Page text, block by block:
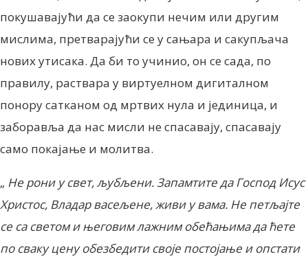
покушавајући да се заокупи нечим или другим
мислима, претварајући се у сањара и сакупљача
нових утисака. Да би то учинио, он се сада, по
правилу, раствара у виртуелном дигиталном
понору сатканом од мртвих нула и јединица, и
заборавља да нас мисли не спасавају, спасавају
само покајање и молитва.
„ Не рони у свет, љубљени. Запамтите да Господ Исус
Христос, Владар васељене, живи у вама. Не петљајте
се са светом и његовим лажним обећањима да ћете
по сваку цену обезбедити своје постојање и опстати